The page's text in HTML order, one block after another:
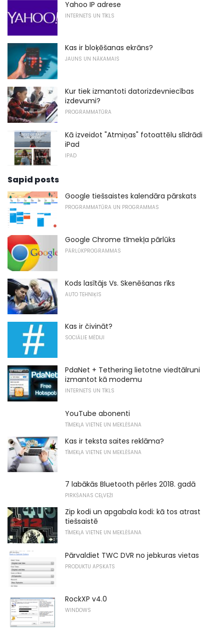
Yahoo IP adrese
INTERNETS UN TĪKLS
Kas ir bloķēšanas ekrāns?
JAUNS UN NĀKAMAIS
Kur tiek izmantoti datorizdevniecības
izdevumi?
PROGRAMMATŪRA
Kā izveidot "Atmiņas" fotoattēlu slīdrādi
iPad
IPAD
Sapid posts
Google tiešsaistes kalendāra pārskats
PROGRAMMATŪRA UN PROGRAMMAS
Google Chrome tīmekļa pārlūks
PĀRLŪKPROGRAMMAS
Kods lasītājs Vs. Skenēšanas rīks
AUTO TEHNIĶIS
Kas ir čivināt?
SOCIĀLIE MĒDIJI
PdaNet + Tethering lietotne viedtālruni
izmantot kā modemu
INTERNETS UN TĪKLS
YouTube abonenti
TĪMEKĻA VIETNE UN MEKLĒŠANA
Kas ir teksta saites reklāma?
TĪMEKĻA VIETNE UN MEKLĒŠANA
7 labākās Bluetooth pērles 2018. gadā
PIRKŠANAS CEĻVEŽI
Zip kodi un apgabala kodi: kā tos atrast
tiešsaistē
TĪMEKĻA VIETNE UN MEKLĒŠANA
Pārvaldiet TWC DVR no jebkuras vietas
PRODUKTU APSKATS
RockXP v4.0
WINDOWS